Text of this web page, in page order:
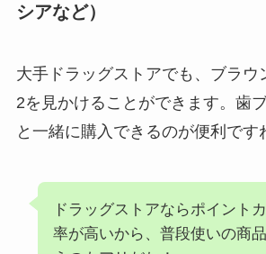
シアなど）
大手ドラッグストアでも、ブラウ
2を見かけることができます。歯
と一緒に購入できるのが便利です
ドラッグストアならポイント
率が高いから、普段使いの商